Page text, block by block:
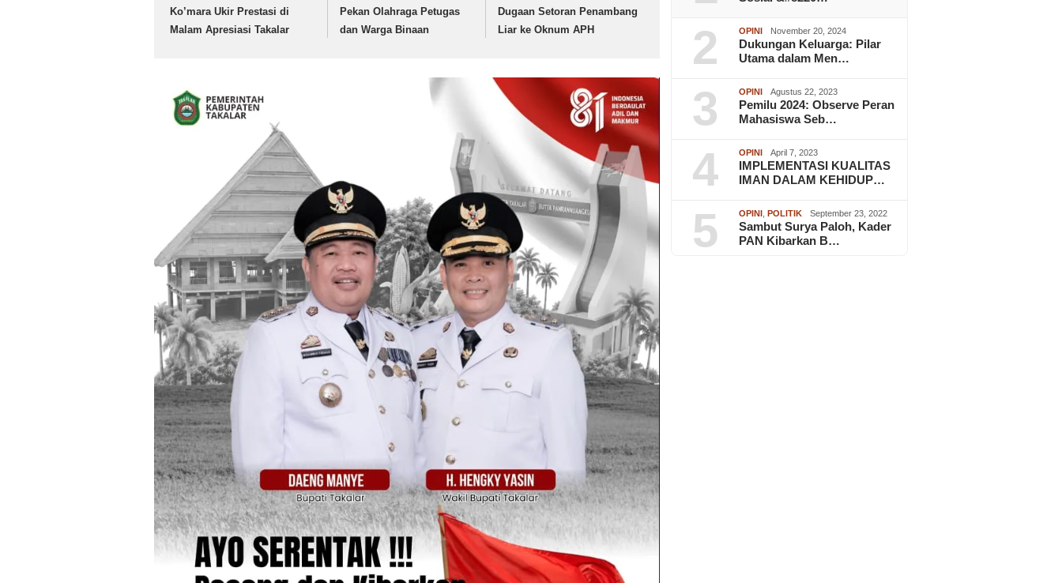
Ko’mara Ukir Prestasi di
Malam Apresiasi Takalar
Pekan Olahraga Petugas
dan Warga Binaan
Dugaan Setoran Penambang
Liar ke Oknum APH
2 OPINI November 20, 2024
Dukungan Keluarga: Pilar
Utama dalam Men…
3 OPINI Agustus 22, 2023
Pemilu 2024: Observe Peran
Mahasiswa Seb…
4 OPINI April 7, 2023
IMPLEMENTASI KUALITAS
IMAN DALAM KEHIDUP…
5 OPINI , POLITIK September 23, 2022
Sambut Surya Paloh, Kader
PAN Kibarkan B…